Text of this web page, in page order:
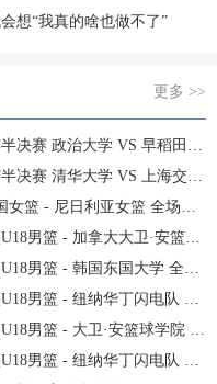
想“我真的啥也做不了”
更多 >>
治大学 VS 早稻田大学 全场录像
大学 VS 上海交通大学 全场录像
篮 - 尼日利亚女篮 全场录像
加拿大大卫·安篮球学院 全场录像
篮 - 韩国东国大学 全场录像
篮 - 纽纳华丁闪电队 全场录像
- 大卫·安篮球学院 全场录像
篮 - 纽纳华丁闪电队 全场录像